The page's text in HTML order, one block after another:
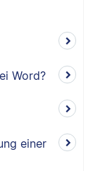
Word?
einer